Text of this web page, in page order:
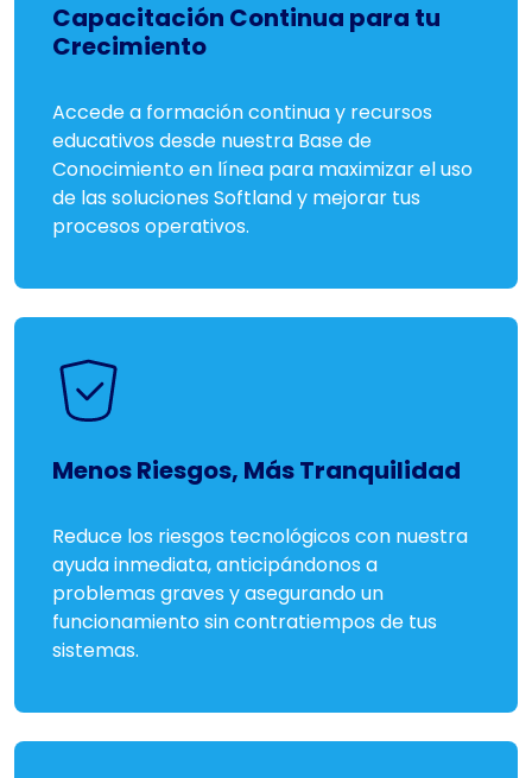
Capacitación Continua para tu
Crecimiento
Accede a formación continua y recursos
educativos desde nuestra Base de
Conocimiento en línea para maximizar el uso
de las soluciones Softland y mejorar tus
procesos operativos.
Menos Riesgos, Más Tranquilidad
Reduce los riesgos tecnológicos con nuestra
ayuda inmediata, anticipándonos a
problemas graves y asegurando un
funcionamiento sin contratiempos de tus
sistemas.